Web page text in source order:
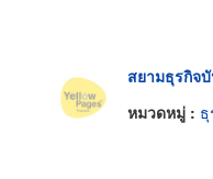
สยามธุรกิจ
หมวดหมู่ :